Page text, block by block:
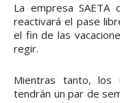
La empresa
reactivará el pase
el fin de las
regir.
Mientras tanto, los
tendrán un par de